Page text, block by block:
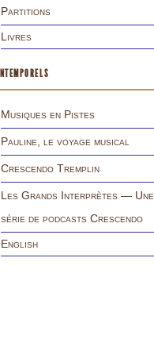
Partitions
Livres
INTEMPORELS
Musiques en Pistes
Pauline, le voyage musical
Crescendo Tremplin
Les Grands Interprètes — Une
série de podcasts Crescendo
English